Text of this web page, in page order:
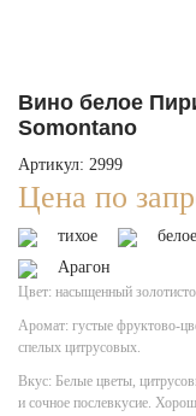
Вино белое
Somontano
Артикул: 2999
Цена по
тихое белое
Арагон
Цвет: насыщенный
Аромат: густые фруктово-
спелых цитрусовых.
Вкус: Белые цветы,
и сочное послевкусие.